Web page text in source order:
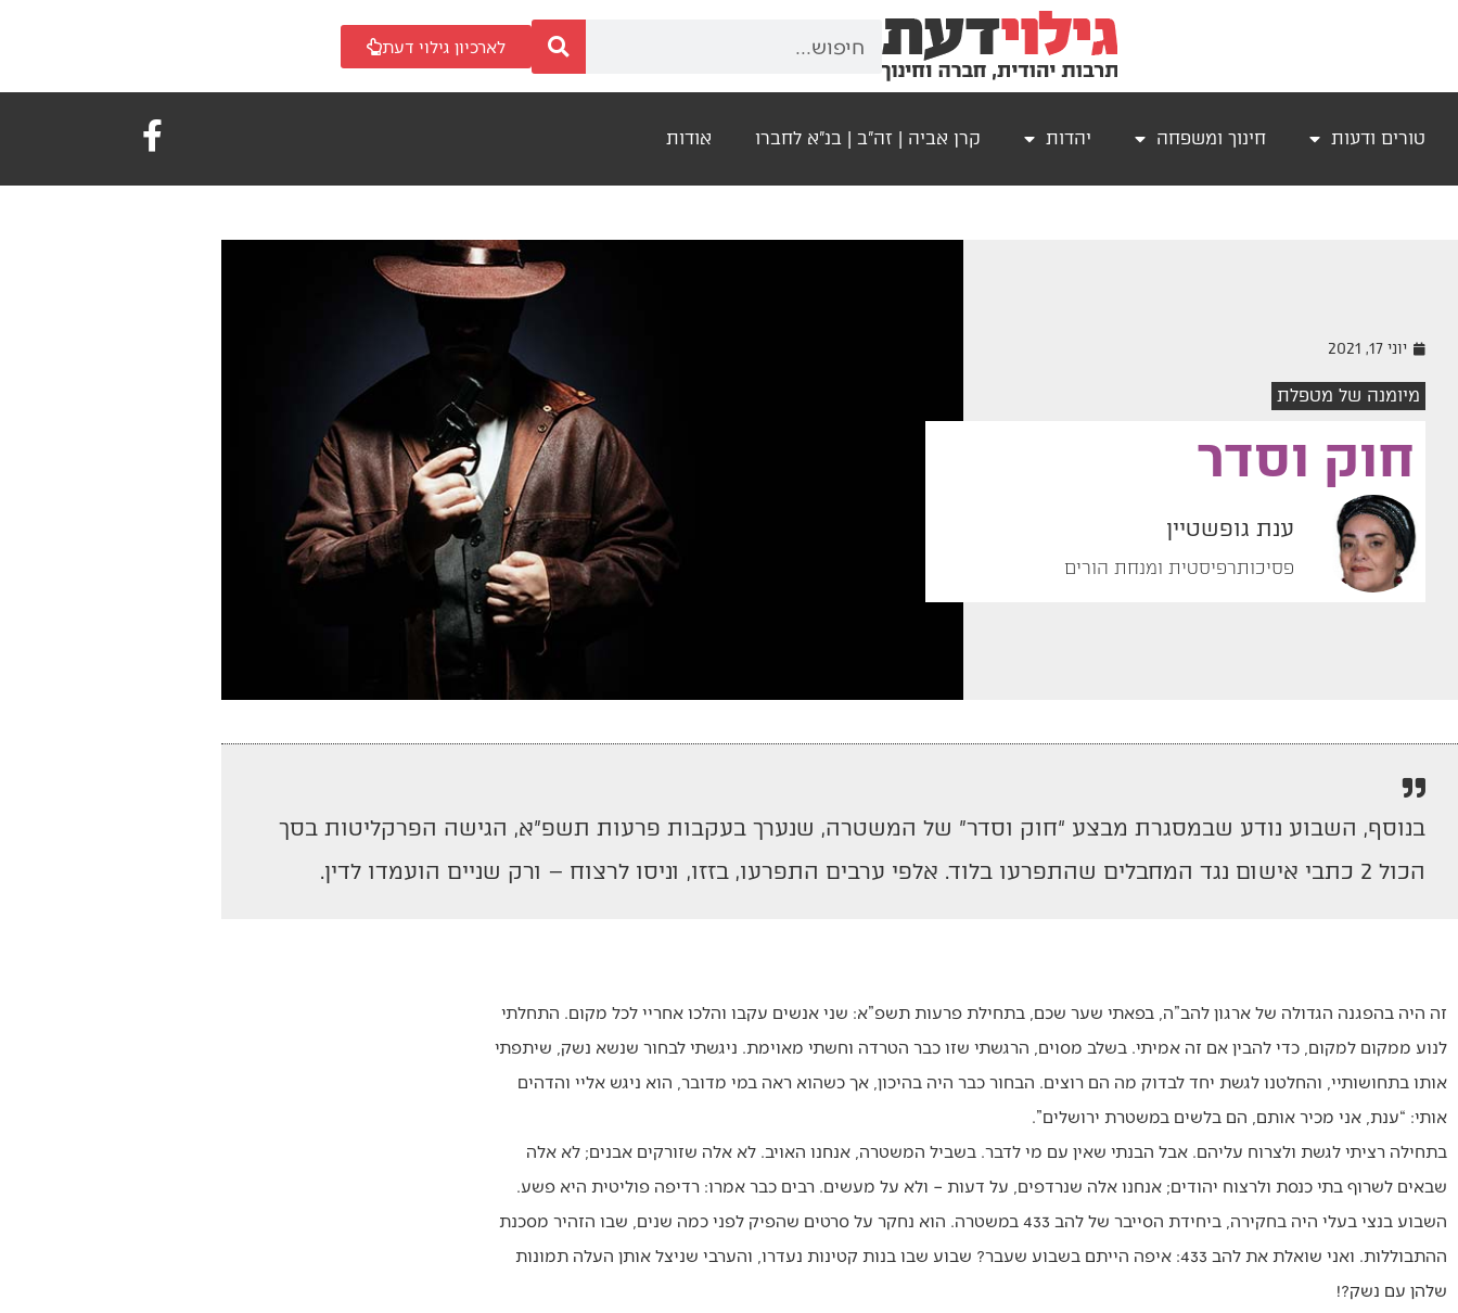
לארכיון גילוי דעת
טורים ודעות חינוך ומשפחה יהדות קרן אביה | זה"ב | בנ"א לחברו אודות
יוני 17, 2021
מיומנה של מטפלת
חוק וסדר
ענת גופשטיין
פסיכותרפיסטית ומנחת הורים
בנוסף, השבוע נודע שבמסגרת מבצע “חוק וסדר” של המשטרה, שנערך בעקבות פרעות תשפ”א, הגישה הפרקליטות בסך
הכול 2 כתבי אישום נגד המחבלים שהתפרעו בלוד. אלפי ערבים התפרעו, בזזו, וניסו לרצוח – ורק שניים הועמדו לדין.
זה היה בהפגנה הגדולה של ארגון להב”ה, בפאתי שער שכם, בתחילת פרעות תשפ”א: שני אנשים עקבו והלכו אחריי לכל מקום. התחלתי
לנוע ממקום למקום, כדי להבין אם זה אמיתי. בשלב מסוים, הרגשתי שזו כבר הטרדה וחשתי מאוימת. ניגשתי לבחור שנשא נשק, שיתפתי
אותו בתחושותיי, והחלטנו לגשת יחד לבדוק מה הם רוצים. הבחור כבר היה בהיכון, אך כשהוא ראה במי מדובר, הוא ניגש אליי והדהים
אותי: “ענת, אני מכיר אותם, הם בלשים במשטרת ירושלים”.
בתחילה רציתי לגשת ולצרוח עליהם. אבל הבנתי שאין עם מי לדבר. בשביל המשטרה, אנחנו האויב. לא אלה שזורקים אבנים; לא אלה
שבאים לשרוף בתי כנסת ולרצוח יהודים; אנחנו אלה שנרדפים, על דעות – ולא על מעשים. רבים כבר אמרו: רדיפה פוליטית היא פשע.
השבוע בנצי בעלי היה בחקירה, ביחידת הסייבר של להב 433 במשטרה. הוא נחקר על סרטים שהפיק לפני כמה שנים, שבו הזהיר מסכנת
ההתבוללות. ואני שואלת את להב 433: איפה הייתם בשבוע שעבר? שבוע שבו בנות קטינות נעדרו, והערבי שניצל אותן העלה תמונות
שלהן עם נשק?!